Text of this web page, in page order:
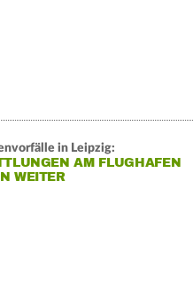
in Leipzig:
AM FLUGHAFEN
WEITER